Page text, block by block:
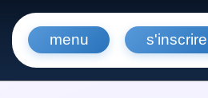
menu s'inscrire